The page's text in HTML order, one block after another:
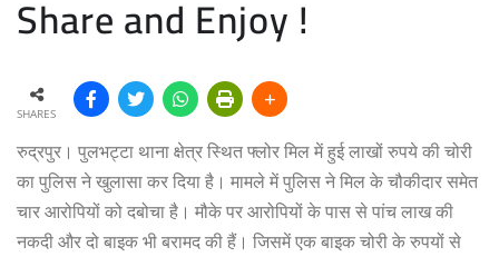
Share and Enjoy !
SHARES
रुद्रपुर। पुलभट्टा थाना क्षेत्र स्थित फ्लोर मिल में हुई लाखों रुपये की चोरी
का पुलिस ने खुलासा कर दिया है। मामले में पुलिस ने मिल के चौकीदार समेत
चार आरोपियों को दबोचा है। मौके पर आरोपियों के पास से पांच लाख की
नकदी और दो बाइक भी बरामद की हैं। जिसमें एक बाइक चोरी के रुपयों से